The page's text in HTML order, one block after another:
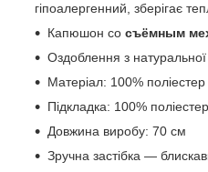
гіпоалергенний, зберігає
Капюшон со съёмным
Оздоблення з
Матеріал: 100% поліестер
Підкладка: 100% поліестер
Довжина виробу: 70 см
Зручна застібка —